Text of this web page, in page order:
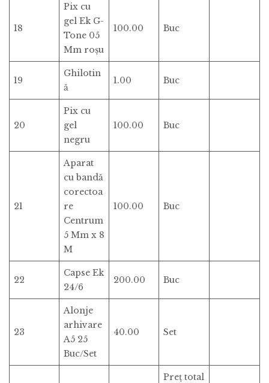
18
Pix cu
gel Ek G-
Tone 05
Mm roșu
100.00 Buc
19
Ghilotin
ă
1.00 Buc
20
Pix cu
gel
negru
100.00 Buc
21
Aparat
cu bandă
corectoa
re
Centrum
5 Mm x 8
M
100.00 Buc
22
Capse Ek
24/6
200.00 Buc
23
Alonje
arhivare
A5 25
Buc/Set
40.00 Set
Preț total